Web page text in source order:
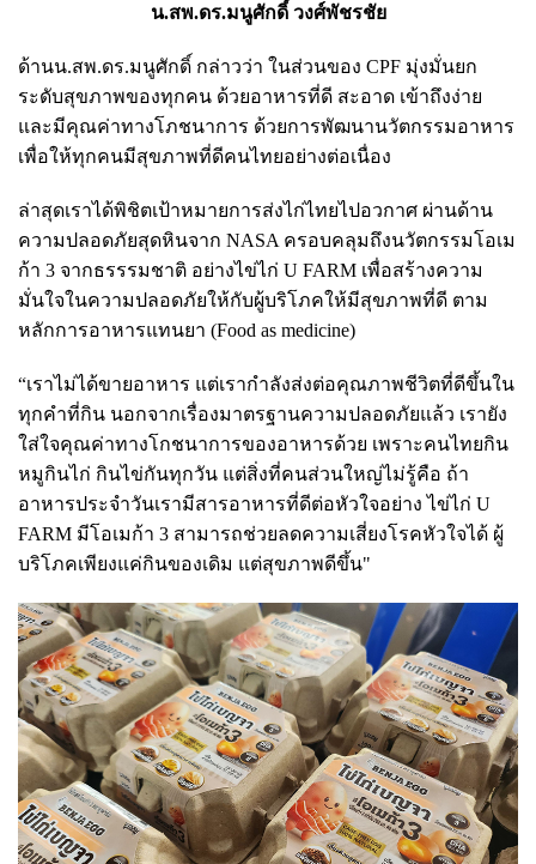
น.สพ.ดร.มนูศักดิ์ วงศ์พัชรชัย
ด้านน.สพ.ดร.มนูศักดิ์ กล่าวว่า ในส่วนของ CPF มุ่งมั่นยก
ระดับสุขภาพของทุกคน ด้วยอาหารที่ดี สะอาด เข้าถึงง่าย
และมีคุณค่าทางโภชนาการ ด้วยการพัฒนานวัตกรรมอาหาร
เพื่อให้ทุกคนมีสุขภาพที่ดีคนไทยอย่างต่อเนื่อง
ล่าสุดเราได้พิชิตเป้าหมายการส่งไก่ไทยไปอวกาศ ผ่านด้าน
ความปลอดภัยสุดหินจาก NASA ครอบคลุมถึงนวัตกรรมโอเม
ก้า 3 จากธรรรมชาติ อย่างไข่ไก่ U FARM เพื่อสร้างความ
มั่นใจในความปลอดภัยให้กับผู้บริโภคให้มีสุขภาพที่ดี ตาม
หลักการอาหารแทนยา (Food as medicine)
“เราไม่ได้ขายอาหาร แต่เรากำลังส่งต่อคุณภาพชีวิตที่ดีขึ้นใน
ทุกคำที่กิน นอกจากเรื่องมาตรฐานความปลอดภัยแล้ว เรายัง
ใส่ใจคุณค่าทางโกชนาการของอาหารด้วย เพราะคนไทยกิน
หมูกินไก่ กินไข่กันทุกวัน แต่สิ่งที่คนส่วนใหญ่ไม่รู้คือ ถ้า
อาหารประจำวันเรามีสารอาหารที่ดีต่อหัวใจอย่าง ไข่ไก่ U
FARM มีโอเมก้า 3 สามารถช่วยลดความเสี่ยงโรคหัวใจได้ ผู้
บริโภคเพียงแค่กินของเดิม แต่สุขภาพดีขึ้น"